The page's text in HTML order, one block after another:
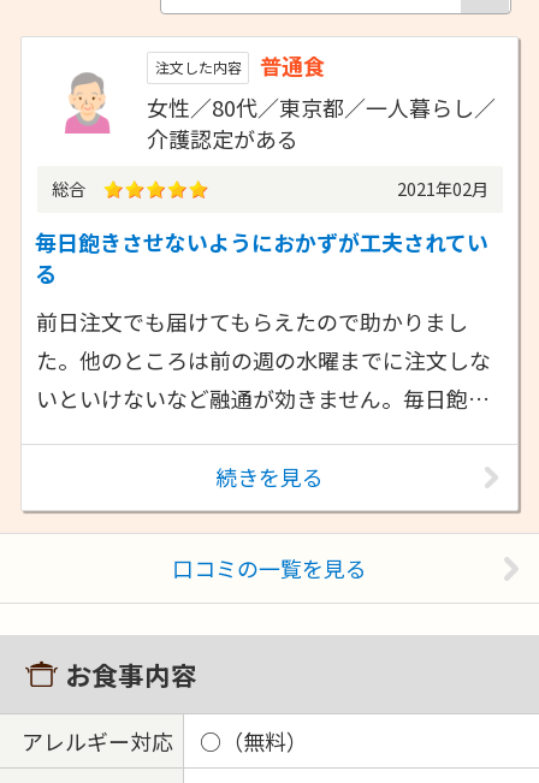
注文した内容
普通食
女性／80代／東京都／一人暮らし／
介護認定がある
総合 2021年02月
毎日飽きさせないようにおかずが工夫されてい
る
前日注文でも届けてもらえたので助かりまし
た。他のところは前の週の水曜までに注文しな
いといけないなど融通が効きません。毎日飽…
続きを見る
口コミの一覧を見る
お食事内容
アレルギー対応
○（無料）